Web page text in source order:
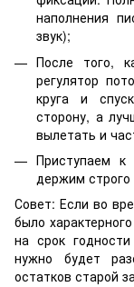
наполнения
звук);
После того,
регулятор
круга и
сторону, а
вылетать и
Приступаем
держим строго
Совет: Если во
было
на срок
нужно будет
остатков старой